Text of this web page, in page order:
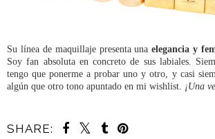
Su línea de maquillaje presenta unaelegancia y
Soy fan absoluta en concreto de sus labiales.
tengo que ponerme a probar uno y otro, y casi
algún que otro tono apuntado en mi wishlist. ¡Una
SHARE: